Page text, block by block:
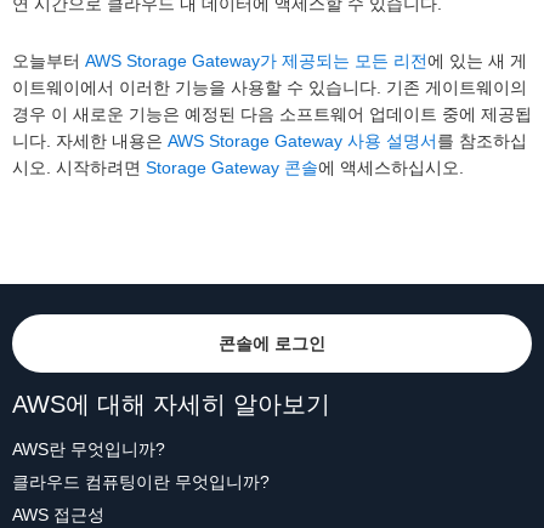
오늘부터 AWS Storage Gateway가 제공되는 모든 리전에 있는 새 게
이트웨이에서 이러한 기능을 사용할 수 있습니다. 기존 게이트웨이의
경우 이 새로운 기능은 예정된 다음 소프트웨어 업데이트 중에 제공됩
니다. 자세한 내용은 AWS Storage Gateway 사용 설명서를 참조하십
시오. 시작하려면 Storage Gateway 콘솔에 액세스하십시오.
콘솔에 로그인
AWS에 대해 자세히 알아보기
AWS란 무엇입니까?
클라우드 컴퓨팅이란 무엇입니까?
AWS 접근성